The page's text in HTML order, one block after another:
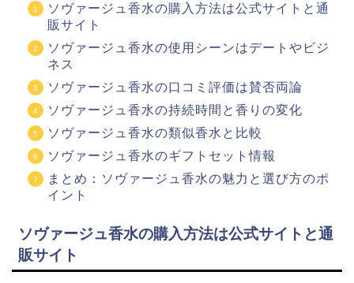
ソヴァージュ香水の購入方法は公式サイトと通
販サイト
ソヴァージュ香水の使用シーンはデートやビジ
ネス
ソヴァージュ香水の口コミ評価は賛否両論
ソヴァージュ香水の持続時間と香りの変化
ソヴァージュ香水の類似香水と比較
ソヴァージュ香水のギフトセット情報
まとめ：ソヴァージュ香水の魅力と選び方のポ
イント
ソヴァージュ香水の購入方法は公式サイトと通
販サイト